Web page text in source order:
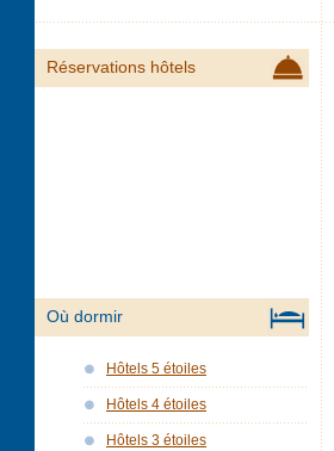
Réservations hôtels
Où dormir
Hôtels 5 étoiles
Hôtels 4 étoiles
Hôtels 3 étoiles